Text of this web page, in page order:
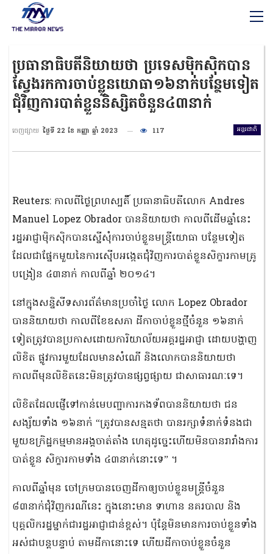
ប្រធានាធិបតីនិយាយថា ប្រទេសម៉ិកស៊ិកបាន
ស្វែងរកការចាប់ខ្លួនយោធា១៦នាក់បន្ថែមទៀត
ជុំវិញការបាត់ខ្លួននិស្សិតចំនួន៤៣នាក់
អន្តរជាតិ
ចេញផ្សាយ ថ្ងៃទី 22 ខែ កញ្ញា ឆ្នាំ 2023 117
Reuters: កាលពីថ្ងៃព្រហស្បតិ៍ ប្រធានាធិបតីលោក Andres
Manuel Lopez Obrador បាននិយាយថា កាលពីដើមឆ្នាំនេះ
រដ្ឋអាជ្ញាម៉ិកស៊ិកបានស្នើសុំការចាប់ខ្លួនមន្ត្រីយោធា បន្ថែមទៀត
ដែលជាផ្នែកមួយនៃការស៊ើបអង្កេតជុំវិញការបាត់ខ្លួនសិក្ខារកាមគ្រូ
បង្រៀន ៤៣នាក់ កាលពីឆ្នាំ ២០១៤។
នៅក្នុងសន្និសីទសារព័ត៌មានប្រចាំថ្ងៃ លោក Lopez Obrador
បាននិយាយថា កាលពីខែឧសភា ដីកាចាប់ខ្លួនថ្មីចំនួន ១៦នាក់
ទៀតត្រូវបានប្រកាសដោយការិយាល័យអគ្គរដ្ឋអាជ្ញា ដោយបង្ហាញ
លិខិត ផ្លូវការមួយដែលមានសំណើ និងលោកបាននិយាយថា
កាលពីមុនលិខិតនេះមិនត្រូវបានផ្សព្វផ្សាយ ជាសាធារណៈទេ។
លិខិតដែលផ្ញើទៅកាន់មេបញ្ជាការកងទ័ពបាននិយាយថា ជន
សង្ស័យទាំង ១៦នាក់ “ត្រូវបានសន្មតថា បានរក្សាទំនាក់ទំនងជា
មួយឧក្រិដ្ឋកម្មមានអង្គចាត់តាំង ហេតុដូច្នេះហើយមិនបានរារាំងការ
បាត់ខ្លួន សិក្ខារកាមទាំង ៤៣នាក់នោះទេ” ។
កាលពីឆ្នាំមុន ចៅក្រមបានចេញដីកាឲ្យចាប់ខ្លួនមន្ត្រីចំនួន
៨៣នាក់ជុំវិញករណីនេះ ក្នុងនោះមាន ទាហាន នគរបាល និង
បុគ្គលិករដ្ឋម្នាក់ជារដ្ឋអាជ្ញាជាន់ខ្ពស់។ ប៉ុន្តែមិនមានការចាប់ខ្លួនទាំង
អស់ជាបន្តបន្ទាប់ តាមដីកានោះទេ ហើយដីកាចាប់ខ្លួនចំនួន